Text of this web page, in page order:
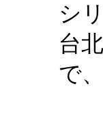
シ
台
で